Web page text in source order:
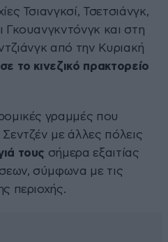
Τσιανγκσί, Τσετσιάνγκ,
Γκουανγκντόνγκ και στη
από την Κυριακή
το κινεζικό πρακτορείο
γραμμές που
με άλλες πόλεις
τους σήμερα εξαιτίας
σύμφωνα με τις
περιοχής.